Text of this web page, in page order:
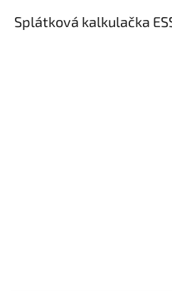
Splátková kalkulačka